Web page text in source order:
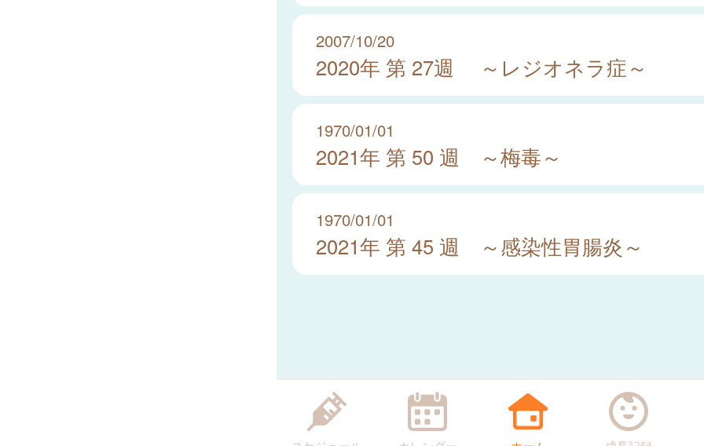
2007/10/20
2020年 第 27週 ～レジオネラ症～
1970/01/01
2021年 第 50 週 ～梅毒～
1970/01/01
2021年 第 45 週 ～感染性胃腸炎～